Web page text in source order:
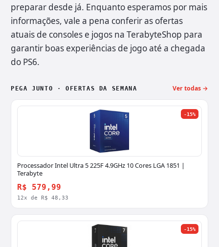
preparar desde já. Enquanto esperamos por mais
informações, vale a pena conferir as ofertas
atuais de consoles e jogos na TerabyteShop para
garantir boas experiências de jogo até a chegada
do PS6.
PEGA JUNTO · OFERTAS DA SEMANA Ver todas →
-15%
Processador Intel Ultra 5 225F 4.9GHz 10 Cores LGA 1851 |
Terabyte
R$ 579,99
12x de R$ 48,33
-15%